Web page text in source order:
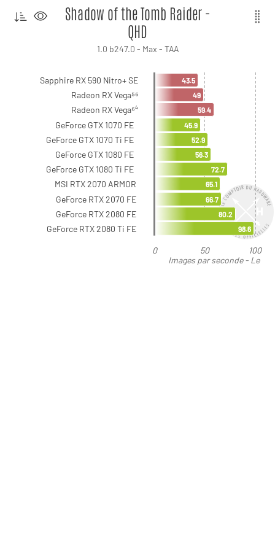
Images par seconde - Le
Shadow of the Tomb Raider -
QHD
1.0 b247.0 - Max - TAA
0 50 100
Sapphire RX 590 Nitro+ SE
Radeon RX Vega⁵⁶
Radeon RX Vega⁶⁴
GeForce GTX 1070 FE
GeForce GTX 1070 Ti FE
GeForce GTX 1080 FE
GeForce GTX 1080 Ti FE
MSI RTX 2070 ARMOR
GeForce RTX 2070 FE
GeForce RTX 2080 FE
GeForce RTX 2080 Ti FE
43.5
49
59.4
45.9
52.9
56.3
72.7
65.1
66.7
80.2
98.6